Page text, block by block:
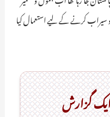
سیراب کرنے کے لیے استعمال کیا
گزارش